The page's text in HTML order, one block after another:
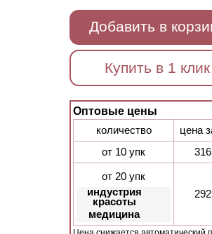
Добавить в
Купить в 1 клик
Оптовые цены
количество
цена
от 10 упк
от 20 упк
индустрия
красоты
медицина